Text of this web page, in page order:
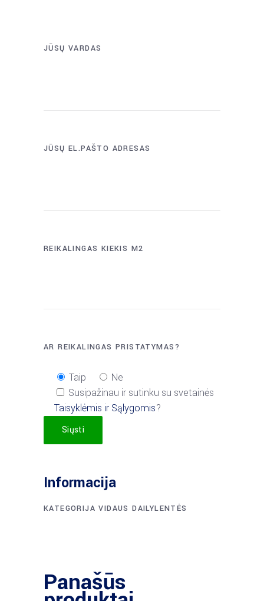
JŪSŲ VARDAS
JŪSŲ EL.PAŠTO ADRESAS
REIKALINGAS KIEKIS M2
AR REIKALINGAS PRISTATYMAS?
Taip
Ne
Susipažinau ir sutinku su svetainės
Taisyklėmis ir Sąlygomis?
Siųsti
Informacija
KATEGORIJAVIDAUS DAILYLENTĖS
Panašūs